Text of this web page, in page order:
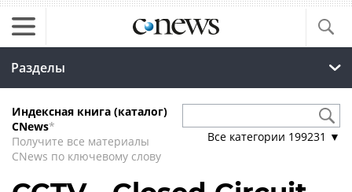
Разделы
Индексная книга (каталог)
CNews*
Получите все материалы
CNews по ключевому слову
Все категории 199231 ▼